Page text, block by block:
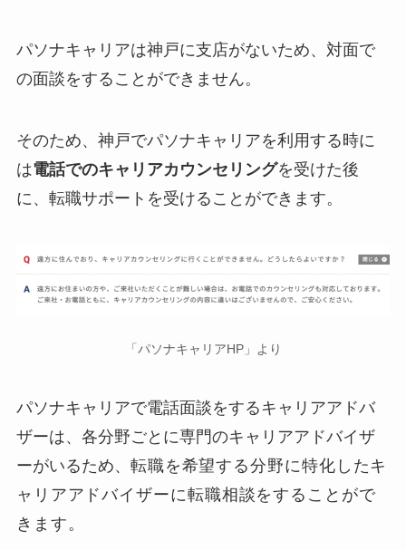
パソナキャリアは神戸に支店がないため、対面で
の面談をすることができません。
そのため、神戸でパソナキャリアを利用する時に
は電話でのキャリアカウンセリングを受けた後
に、転職サポートを受けることができます。
「パソナキャリアHP」より
パソナキャリアで電話面談をするキャリアアドバ
ザーは、各分野ごとに専門のキャリアアドバイザ
ーがいるため、 転職を希望する分野に特化したキ
ャリアアドバイザーに転職相談をすることがで
きます。